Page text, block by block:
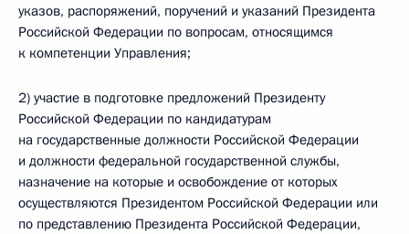
указов, распоряжений, поручений и указаний Президента
Российской Федерации по вопросам, относящимся
к компетенции Управления;
2) участие в подготовке предложений Президенту
Российской Федерации по кандидатурам
на государственные должности Российской Федерации
и должности федеральной государственной службы,
назначение на которые и освобождение от которых
осуществляются Президентом Российской Федерации или
по представлению Президента Российской Федерации,